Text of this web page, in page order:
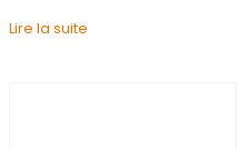
Lire la suite